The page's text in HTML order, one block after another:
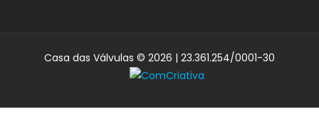
Casa das Válvulas © 2026 | 23.361.254/0001-30